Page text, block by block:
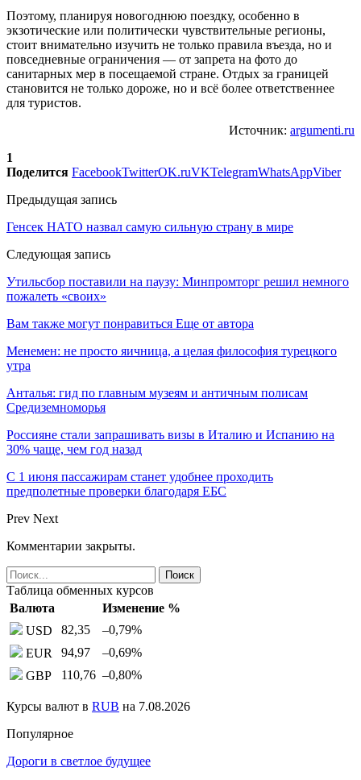
Поэтому, планируя новогоднюю поездку, особенно в
экзотические или политически чувствительные регионы,
стоит внимательно изучить не только правила въезда, но и
повседневные ограничения — от запрета на фото до
санитарных мер в посещаемой стране. Отдых за границей
становится не только дороже, но и всё более ответственнее
для туристов.
Источник: argumenti.ru
1
Поделится FacebookTwitterOK.ruVKTelegramWhatsAppViber
Предыдущая запись
Генсек НАТО назвал самую сильную страну в мире
Следующая запись
Утильсбор поставили на паузу: Минпромторг решил немного
пожалеть «своих»
Вам также могут понравиться Еще от автора
Менемен: не просто яичница, а целая философия турецкого
утра
Анталья: гид по главным музеям и античным полисам
Средиземноморья
Россияне стали запрашивать визы в Италию и Испанию на
30% чаще, чем год назад
С 1 июня пассажирам станет удобнее проходить
предполетные проверки благодаря ЕБС
Prev Next
Комментарии закрыты.
Таблица обменных курсов
Валюта
Изменение %
USD
82,35 –0,79%
EUR
94,97 –0,69%
GBP
110,76 –0,80%
Курсы валют в RUB на 7.08.2026
Популярное
Дороги в светлое будущее